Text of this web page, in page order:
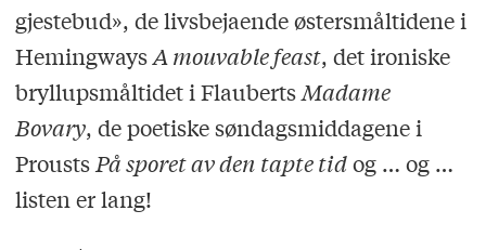
gjestebud», de livsbejaende østersmåltidene i
HemingwaysA mouvable feast, det ironiske
bryllupsmåltidet i FlaubertsMadame
Bovary, de poetiske søndagsmiddagene i
Prousts På sporet av den tapte tidog … og …
listen er lang!